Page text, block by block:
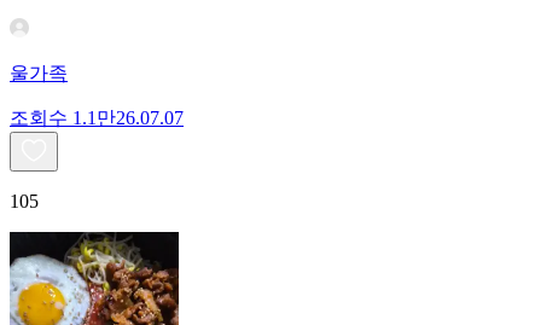
울가족
조회수 1.1만26.07.07
105